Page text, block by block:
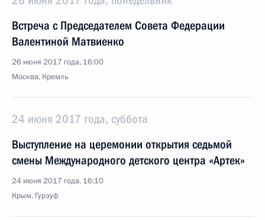
Встреча с Председателем Совета Федерации
Валентиной Матвиенко
26 июня 2017 года, 16:00
Москва, Кремль
24 июня 2017 года, суббота
Выступление на церемонии открытия седьмой
смены Международного детского центра «Артек»
24 июня 2017 года, 16:10
Крым, Гурзуф